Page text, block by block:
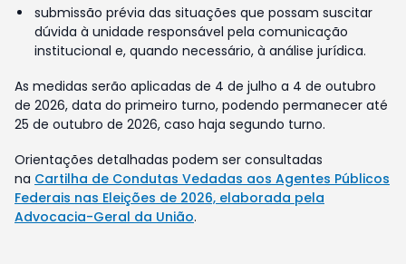
submissão prévia das situações que possam suscitar
dúvida à unidade responsável pela comunicação
institucional e, quando necessário, à análise jurídica.
As medidas serão aplicadas de 4 de julho a 4 de outubro
de 2026, data do primeiro turno, podendo permanecer até
25 de outubro de 2026, caso haja segundo turno.
Orientações detalhadas podem ser consultadas
na Cartilha de Condutas Vedadas aos Agentes Públicos
Federais nas Eleições de 2026, elaborada pela
Advocacia-Geral da União.